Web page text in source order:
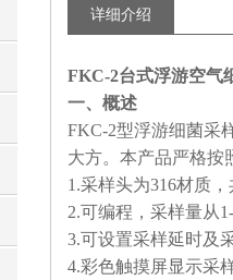
详细介绍
FKC-2台式浮游空气
一、概述
FKC-2型浮游细菌采
大方。本产品严格按
1.采样头为316材质
2.可编程，采样量从
3.可设置采样延时及
4.彩色触摸屏显示采